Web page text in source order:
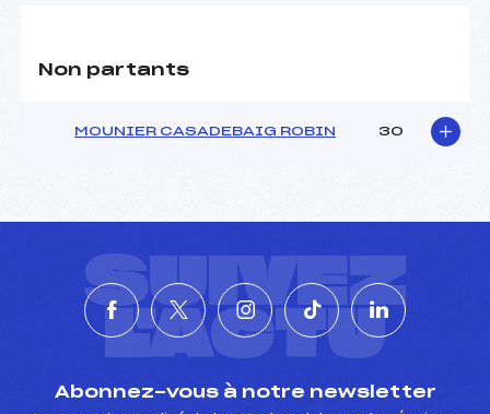
Non partants
MOUNIER CASADEBAIG ROBIN 30
SUIVEZ
L'ACTU
Abonnez-vous à notre newsletter